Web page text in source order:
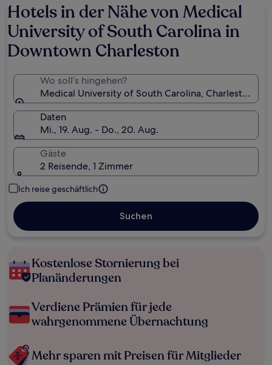
Hotels in der Nähe von Medical
University of South Carolina in
Downtown Charleston
Wo soll’s hingehen?
Medical University of South Carolina, Charleston,
Daten
Mi., 19. Aug. - Do., 20. Aug.
Gäste
2 Reisende, 1 Zimmer
Ich reise geschäftlich
Suchen
Kostenlose Stornierung bei
Planänderungen
Verdiene Prämien für jede
wahrgenommene Übernachtung
Mehr sparen mit Preisen für Mitglieder